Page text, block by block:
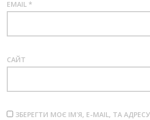
EMAIL *
САЙТ
ЗБЕРЕГТИ МОЄ ІМ'Я, E-MAIL, ТА